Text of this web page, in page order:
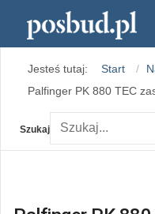
Jesteś tutaj: Start
Palfinger PK 880 TEC
Szukaj